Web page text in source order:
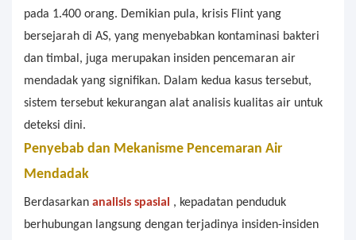
pada 1.400 orang. Demikian pula, krisis Flint yang
bersejarah di AS, yang menyebabkan kontaminasi bakteri
dan timbal, juga merupakan insiden pencemaran air
mendadak yang signifikan. Dalam kedua kasus tersebut,
sistem tersebut kekurangan alat analisis kualitas air untuk
deteksi dini.
Penyebab dan Mekanisme Pencemaran Air
Mendadak
Berdasarkan analisis spasial , kepadatan penduduk
berhubungan langsung dengan terjadinya insiden-insiden